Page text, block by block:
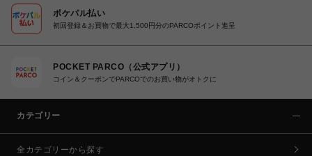
ポケパル払い
初回登録＆お買物で最大1,500円分のPARCOポイント進呈
POCKET PARCO（公式アプリ）
コイン＆クーポンでPARCOでのお買い物がオトクに
カテゴリー
全カテゴリーから探す